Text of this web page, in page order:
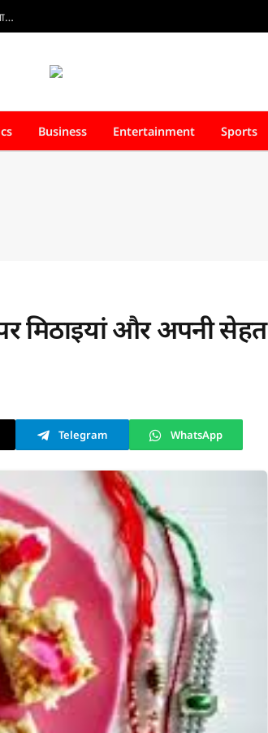
AI Store Manager : इंसानों को दी छुट्टी, AI बना स्टोर का मैनेजर… 4 महीने में लगा 60 लाख का झटका
Business Entertainment Sports
मिठाइयां और अपनी सेहत
Telegram WhatsApp